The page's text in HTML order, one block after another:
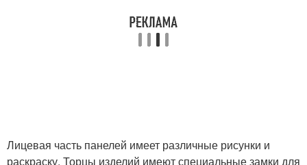
Лицевая часть панелей имеет различные рисунки и
раскраску. Торцы изделий имеют специальные замки для